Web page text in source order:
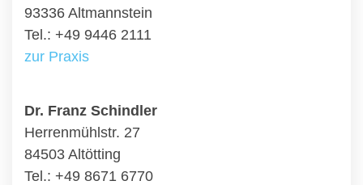
93336 Altmannstein
Tel.: +49 9446 2111
zur Praxis
Dr. Franz Schindler
Herrenmühlstr. 27
84503 Altötting
Tel.: +49 8671 6770